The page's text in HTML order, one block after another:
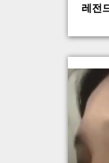
레전